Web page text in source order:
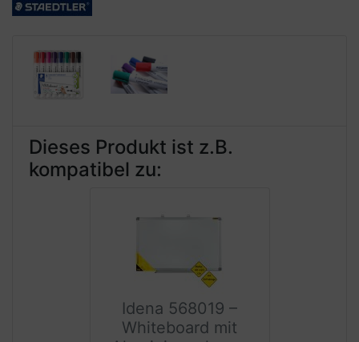
Dieses Produkt ist z.B.
kompatibel zu:
Idena 568019 –
Whiteboard mit